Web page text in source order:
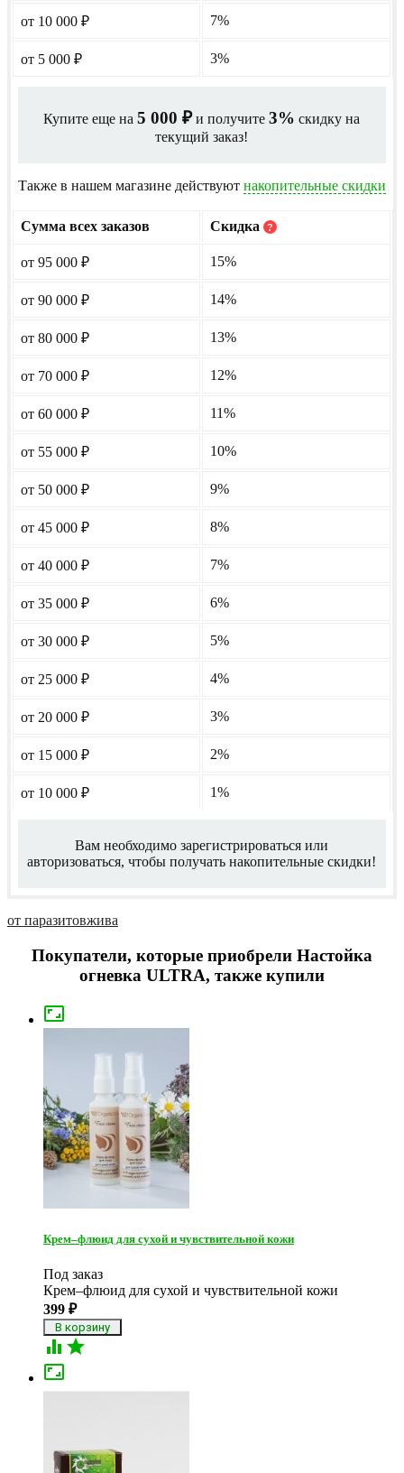
от 10 000 ₽ 7%
от 5 000 ₽ 3%
Купите еще на5 000₽и получите3% скидку на
текущий заказ!
Также в нашем магазине действуют накопительные скидки
Сумма всех заказов Скидка ?
от 95 000 ₽ 15%
от 90 000 ₽ 14%
от 80 000 ₽ 13%
от 70 000 ₽ 12%
от 60 000 ₽ 11%
от 55 000 ₽ 10%
от 50 000 ₽ 9%
от 45 000 ₽ 8%
от 40 000 ₽ 7%
от 35 000 ₽ 6%
от 30 000 ₽ 5%
от 25 000 ₽ 4%
от 20 000 ₽ 3%
от 15 000 ₽ 2%
от 10 000 ₽ 1%
Вам необходимо зарегистрироваться или
авторизоваться, чтобы получать накопительные скидки!
от паразитовжива
Покупатели, которые приобрели Настойка
огневка ULTRA, также купили

Крем–флюид для сухой и чувствительной кожи
Под заказ
Крем–флюид для сухой и чувствительной кожи
399 ₽
 
